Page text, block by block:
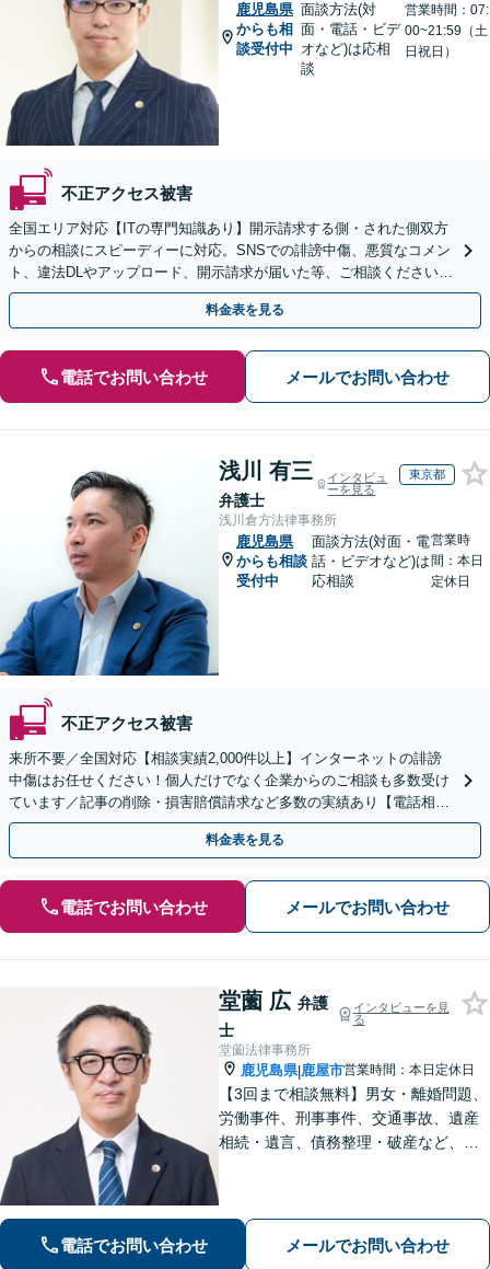
鹿児島県
からも相
談受付中
面談方法(対
面・電話・ビデ
オなど)は応相
談
営業時間：07:
00~21:59（土
日祝日）
不正アクセス被害
全国エリア対応【ITの専門知識あり】開示請求する側・された側双方
からの相談にスピーディーに対応。SNSでの誹謗中傷、悪質なコメン
ト、違法DLやアップロード、開示請求が届いた等、ご相談ください
【WEB面談OK&解決実績豊富】【千葉中央駅4分】
料金表を見る
電話でお問い合わせ メールでお問い合わせ
浅川 有三
弁護士
インタビュ
ーを見る
東京都
浅川倉方法律事務所
鹿児島県
からも相談
受付中
面談方法(対面・電
話・ビデオなど)は
応相談
営業時
間：本日
定休日
不正アクセス被害
来所不要／全国対応【相談実績2,000件以上】インターネットの誹謗
中傷はお任せください！個人だけでなく企業からのご相談も多数受け
ています／記事の削除・損害賠償請求など多数の実績あり【電話相談
可】【初回相談無料】【夜間休日面談可】
料金表を見る
電話でお問い合わせ メールでお問い合わせ
堂薗 広 弁護
士
インタビューを見
る
堂薗法律事務所
鹿児島県|鹿屋市営業時間：本日定休日
【3回まで相談無料】男女・離婚問題、
労働事件、刑事事件、交通事故、遺産
相続・遺言、債務整理・破産など、幅
ご相談ください。
電話でお問い合わせ メールでお問い合わせ